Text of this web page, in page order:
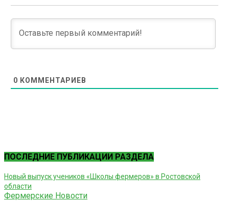
0 КОММЕНТАРИЕВ
ПОСЛЕДНИЕ ПУБЛИКАЦИИ РАЗДЕЛА
Новый выпуск учеников «Школы фермеров» в Ростовской
области
Фермерские Новости